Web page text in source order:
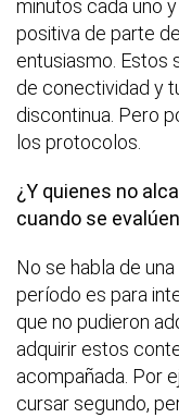
minutos cada uno
positiva de parte
entusiasmo. Estos
de conectividad y
discontinua. Pero
los protocolos.
¿Y quienes no
cuando se
No se habla de
período es para
que no pudieron
adquirir estos
acompañada. Por
cursar segundo,